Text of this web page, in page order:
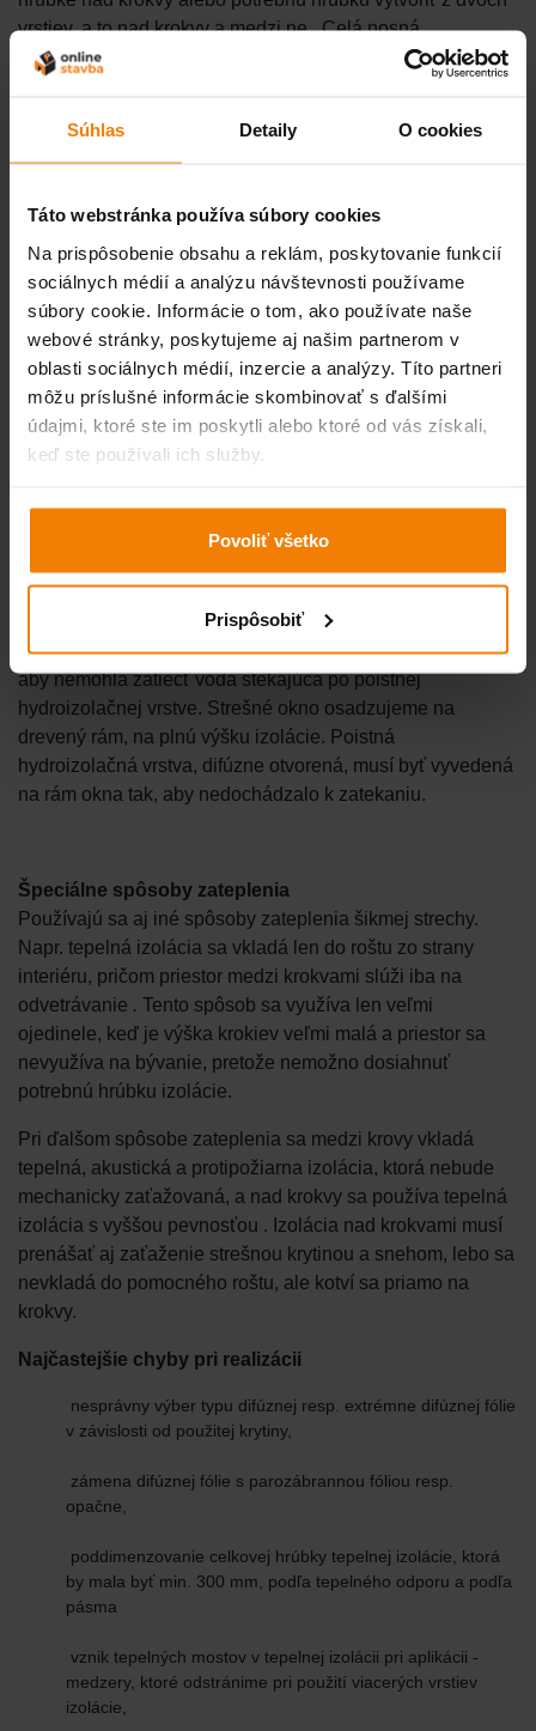
Súhlas Detaily O cookies
Táto webstránka používa súbory cookies
Na prispôsobenie obsahu a reklám, poskytovanie funkcií
sociálnych médií a analýzu návštevnosti používame
súbory cookie. Informácie o tom, ako používate naše
webové stránky, poskytujeme aj našim partnerom v
oblasti sociálnych médií, inzercie a analýzy. Títo partneri
môžu príslušné informácie skombinovať s ďalšími
údajmi, ktoré ste im poskytli alebo ktoré od vás získali,
keď ste používali ich služby.
Povoliť všetko
Prispôsobiť
vrstiev, a to nad krokvy a medzi ne.Celá nosná
konštrukcia krovu však pri oboch spôsoboch leží
minimálne pod časťou tepelnej izolácie, a preto nevznikajú
ani vnútorný priestor podkrovia. Ďalšími výhodami sú
krovu je celá v interiéri – pri konštantnej teplote a vlhkosti)
a ochrana pred požiarom.
Podkladovú vrstvu pod tepelnou izoláciou tvorí drevené
debnenie s minimálnou hrúbkou 60 mm, resp. výška
hranolov závisí od hrúbky izolácie. Do prídavnej
konštrukcie vkladáme tepelnú izoláciu a na ňu sa pod
kontralatovanie položí vysokodifúzna fólia – membrána.
Fólia zabraňuje zatečeniu vody do tepelnej izolácie a
prevetrávanej medzery pod krytinou. V prípade pretrhnutia
tejto vrstvy je nevyhnutné otvor ihneď zatepliť vhodnou
Prestup strechou (komín, strešné okno, ventilácia) musí byť
dôkladne utesnený v úrovni parozábrany lepiacou páskou
a v mieste difúznej vrstvy musí byť detail zhotovený tak,
aby nemohla zatiecť voda stekajúca po poistnej
hydroizolačnej vrstve. Strešné okno osadzujeme na
drevený rám, na plnú výšku izolácie. Poistná
hydroizolačná vrstva, difúzne otvorená, musí byť vyvedená
na rám okna tak, aby nedochádzalo k zatekaniu.
Špeciálne spôsoby zateplenia
Používajú sa aj iné spôsoby zateplenia šikmej strechy.
Napr. tepelná izolácia sa vkladá len do roštu zo strany
interiéru, pričom priestor medzi krokvami slúži iba na
odvetrávanie . Tento spôsob sa využíva len veľmi
ojedinele, keď je výška krokiev veľmi malá a priestor sa
nevyužíva na bývanie, pretože nemožno dosiahnuť
potrebnú hrúbku izolácie.
Pri ďalšom spôsobe zateplenia sa medzi krovy vkladá
tepelná, akustická a protipožiarna izolácia, ktorá nebude
mechanicky zaťažovaná, a nad krokvy sa používa tepelná
izolácia s vyššou pevnosťou . Izolácia nad krokvami musí
prenášať aj zaťaženie strešnou krytinou a snehom, lebo sa
nevkladá do pomocného roštu, ale kotví sa priamo na
krokvy.
Najčastejšie chyby pri realizácii
nesprávny výber typu difúznej resp. extrémne difúznej fólie
v závislosti od použitej krytiny,
zámena difúznej fólie s parozábrannou fóliou resp.
opačne,
poddimenzovanie celkovej hrúbky tepelnej izolácie, ktorá
by mala byť min. 300 mm, podľa tepelného odporu a podľa
pásma
vznik tepelných mostov v tepelnej izolácii pri aplikácii -
medzery, ktoré odstránime pri použití viacerých vrstiev
izolácie,